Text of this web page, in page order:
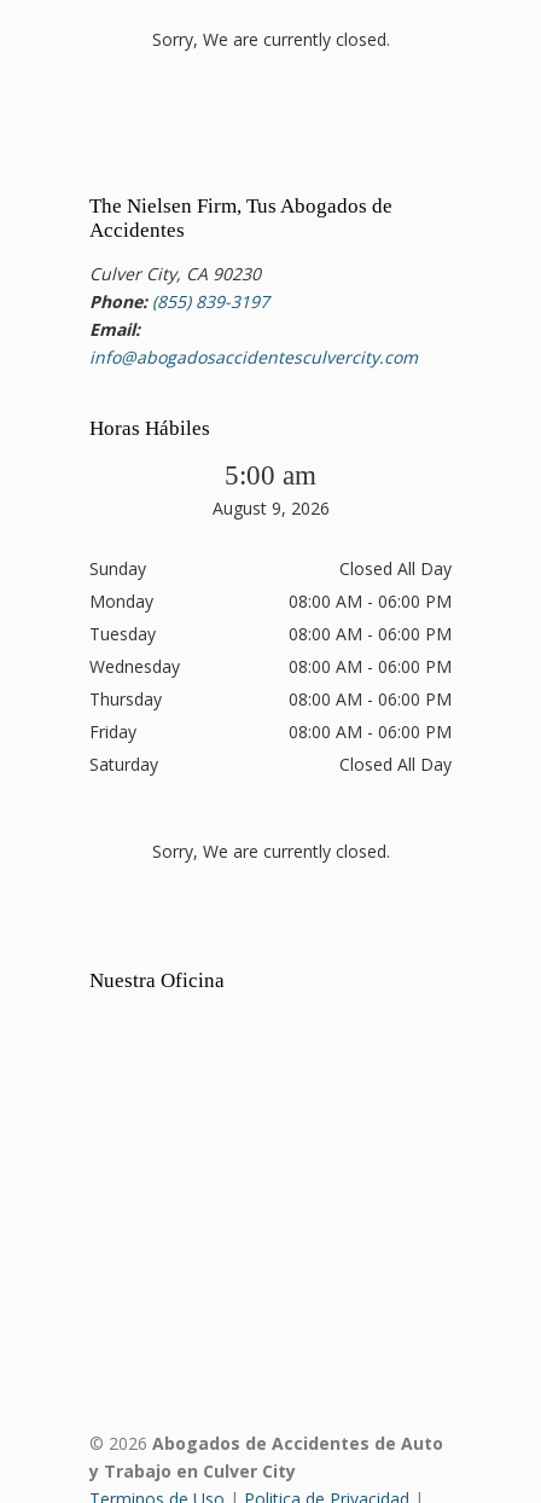
Sorry, We are currently closed.
The Nielsen Firm, Tus Abogados de
Accidentes
Culver City, CA 90230
Phone: (855) 839-3197
Email:
info@abogadosaccidentesculvercity.com
Horas Hábiles
5:00 am
August 9, 2026
Sunday
Closed All Day
Monday
08:00 AM - 06:00 PM
Tuesday
08:00 AM - 06:00 PM
Wednesday
08:00 AM - 06:00 PM
Thursday
08:00 AM - 06:00 PM
Friday
08:00 AM - 06:00 PM
Saturday
Closed All Day
Sorry, We are currently closed.
Nuestra Oficina
© 2026 Abogados de Accidentes de Auto
y Trabajo en Culver City
Terminos de Uso | Politica de Privacidad |